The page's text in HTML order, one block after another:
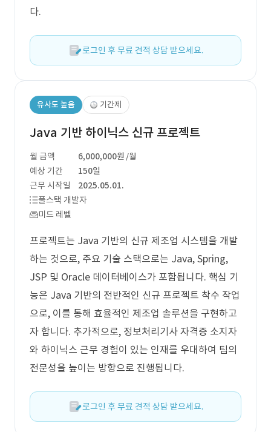
다.
로그인 후 무료 견적 상담 받으세요.
유사도 높음 기간제
Java 기반 하이닉스 신규 프로젝트
월 금액 6,000,000원 /월
예상 기간
150일
근무 시작일
2025.05.01.
풀스택 개발자
미드 레벨
프로젝트는 Java 기반의 신규 제조업 시스템을 개발
하는 것으로, 주요 기술 스택으로는 Java, Spring,
JSP 및 Oracle 데이터베이스가 포함됩니다. 핵심 기
능은 Java 기반의 전반적인 신규 프로젝트 착수 작업
으로, 이를 통해 효율적인 제조업 솔루션을 구현하고
자 합니다. 추가적으로, 정보처리기사 자격증 소지자
와 하이닉스 근무 경험이 있는 인재를 우대하여 팀의
전문성을 높이는 방향으로 진행됩니다.
로그인 후 무료 견적 상담 받으세요.